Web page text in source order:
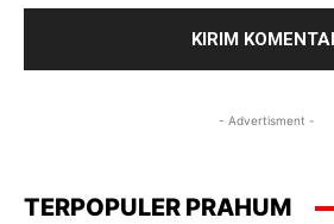
- Advertisment -
TERPOPULER PRAHUM